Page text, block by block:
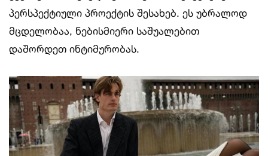
პერსპექტიული პროექტის შესახებ. ეს უბრალოდ
მცდელობაა, ნებისმიერი საშუალებით
დაშორდეთ ინტიმურობას.